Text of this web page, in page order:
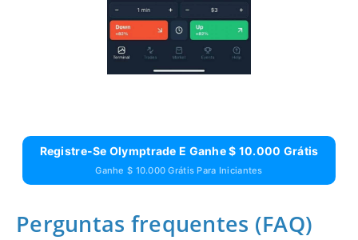
Registre-Se Olymptrade E Ganhe $ 10.000 Grátis
Ganhe $ 10.000 Grátis Para Iniciantes
Perguntas frequentes (FAQ)